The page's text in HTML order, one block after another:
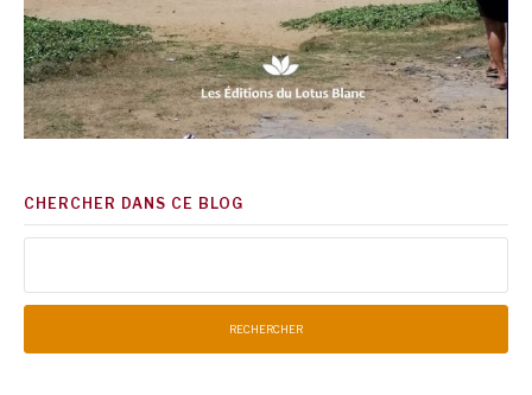
CHERCHER DANS CE BLOG